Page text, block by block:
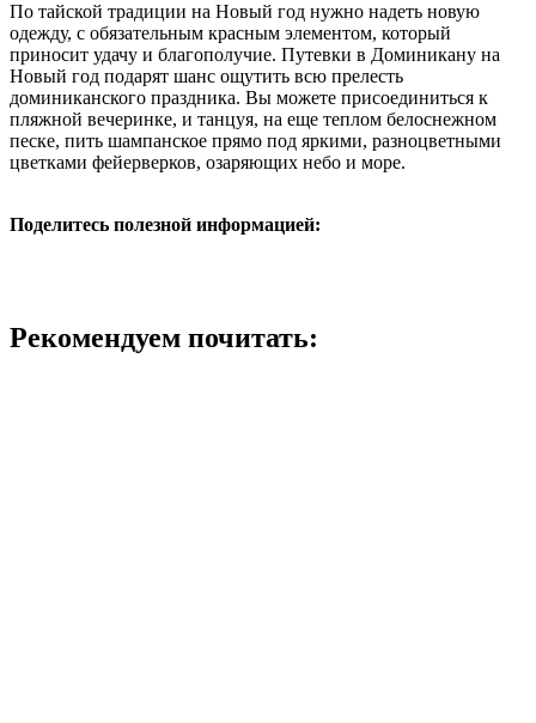
По тайской традиции на Новый год нужно надеть новую
одежду, с обязательным красным элементом, который
приносит удачу и благополучие. Путевки в Доминикану на
Новый год подарят шанс ощутить всю прелесть
доминиканского праздника. Вы можете присоединиться к
пляжной вечеринке, и танцуя, на еще теплом белоснежном
песке, пить шампанское прямо под яркими, разноцветными
цветками фейерверков, озаряющих небо и море.
Поделитесь полезной информацией:
Рекомендуем почитать: